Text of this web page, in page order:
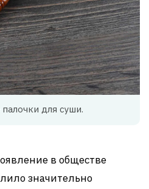
для суши.
в обществе
значительно